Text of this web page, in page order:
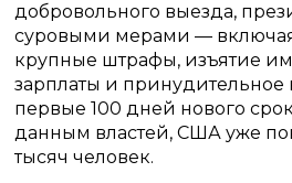
добровольного выезда,
суровыми мерами —
крупные штрафы, изъятие
зарплаты и принудительное
первые 100 дней нового
данным властей, США уже
тысяч человек.